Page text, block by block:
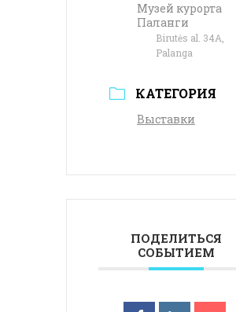
Музей курорта
Паланги
Birutės al. 34A,
Palanga
КАТЕГОРИЯ
Выставки
ПОДЕЛИТЬСЯ
СОБЫТИЕМ